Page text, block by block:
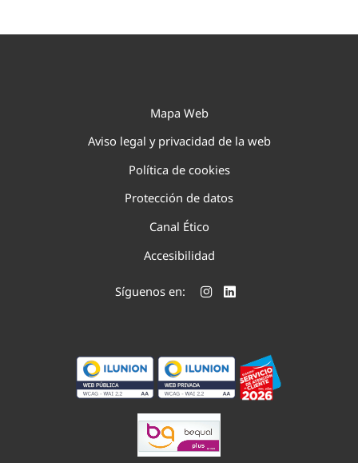
Mapa Web
Aviso legal y privacidad de la web
Política de cookies
Protección de datos
Canal Ético
Accesibilidad
Síguenos en: